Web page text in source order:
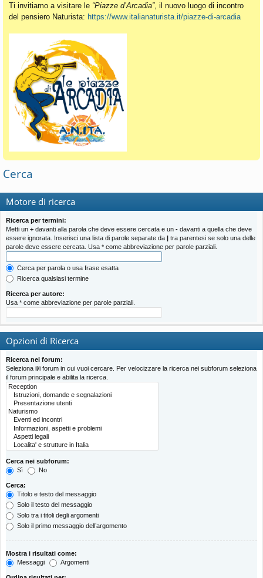
Ti invitiamo a visitare le “Piazze d’Arcadia”, il nuovo luogo di incontro
del pensiero Naturista: https://www.italianaturista.it/piazze-di-arcadia
Cerca
Motore di ricerca
Ricerca per termini:
Metti un + davanti alla parola che deve essere cercata e un - davanti a quella che deve
essere ignorata. Inserisci una lista di parole separate da | tra parentesi se solo una delle
parole deve essere cercata. Usa * come abbreviazione per parole parziali.
Cerca per parola o usa frase esatta
Ricerca qualsiasi termine
Ricerca per autore:
Usa * come abbreviazione per parole parziali.
Opzioni di Ricerca
Ricerca nei forum:
Seleziona il/i forum in cui vuoi cercare. Per velocizzare la ricerca nei subforum seleziona
il forum principale e abilita la ricerca.
Cerca nei subforum:
Sì
No
Cerca:
Titolo e testo del messaggio
Solo il testo del messaggio
Solo tra i titoli degli argomenti
Solo il primo messaggio dell’argomento
Mostra i risultati come:
Messaggi
Argomenti